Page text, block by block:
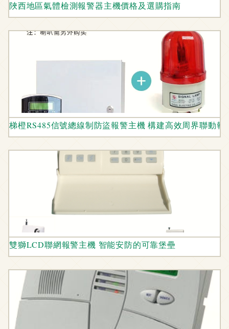
陜西地區氣體檢測報警器主機價格及選購指南
梯橙RS485信號總線制防盜報警主機 構建高效周界聯動報
雙獅LCD聯網報警主機 智能安防的可靠堡壘